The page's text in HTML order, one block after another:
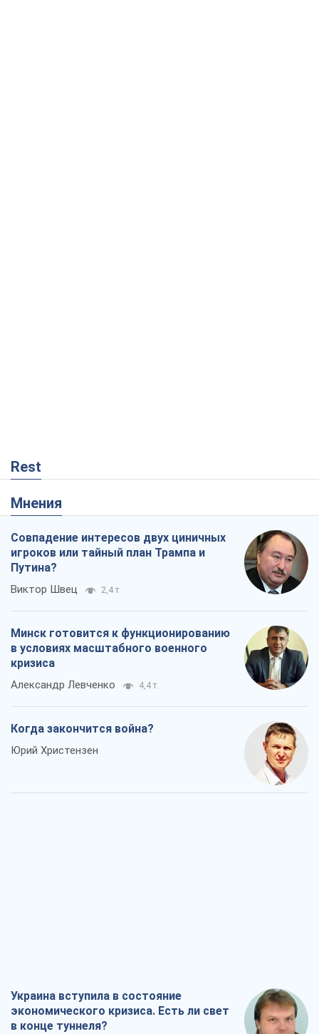
Rest
Мнения
Совпадение интересов двух циничных
игроков или тайный план Трампа и
Путина?
Виктор Швец 2,4 т.
Минск готовится к функционированию
в условиях масштабного военного
кризиса
Александр Левченко 4,4 т.
Когда закончится война?
Юрий Христензен
Украина вступила в состояние
экономического кризиса. Есть ли свет
в конце туннеля?